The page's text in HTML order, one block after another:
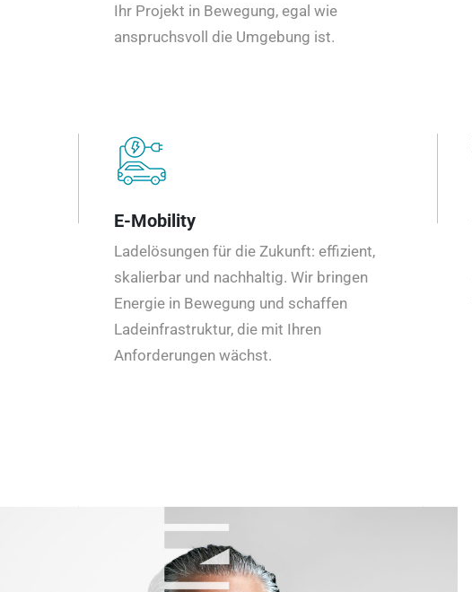
Ihr Projekt in Bewegung, egal wie
anspruchsvoll die Umgebung ist.
E-Mobility
Ladelösungen für die Zukunft: effizient,
skalierbar und nachhaltig. Wir bringen
Energie in Bewegung und schaffen
Ladeinfrastruktur, die mit Ihren
Anforderungen wächst.